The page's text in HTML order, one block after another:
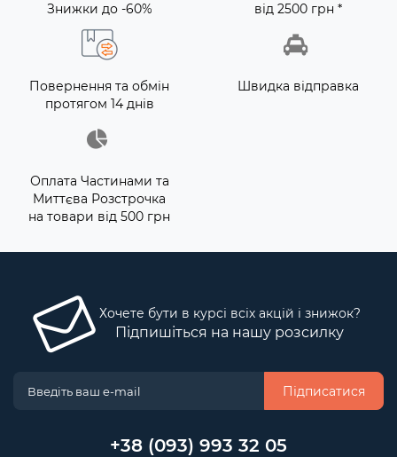
Знижки до -60%
від 2500 грн *
Повернення та обмін
протягом 14 днів
Швидка відправка
Оплата Частинами та
Миттєва Розстрочка
на товари від 500 грн
Хочете бути в курсі всіх акцій і знижок?
Підпишіться на нашу розсилку
Підписатися
+38 (093) 993 32 05